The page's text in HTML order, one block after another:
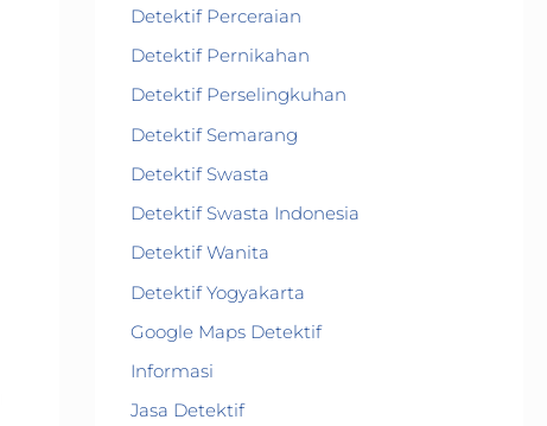
Detektif Perceraian
Detektif Pernikahan
Detektif Perselingkuhan
Detektif Semarang
Detektif Swasta
Detektif Swasta Indonesia
Detektif Wanita
Detektif Yogyakarta
Google Maps Detektif
Informasi
Jasa Detektif